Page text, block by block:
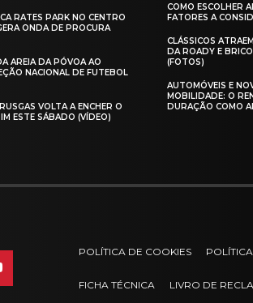
RATES PARK NO CENTRO
ONDA DE PROCURA
AREIA DA PÓVOA AO
NACIONAL DE FUTEBOL
VOLTA A ENCHER O
ESTE SÁBADO (VÍDEO)
COMO ESCOLHER
FATORES A
CLÁSSICOS
DA ROADY E
(FOTOS)
AUTOMÓVEIS E
MOBILIDADE: O
DURAÇÃO COMO
POLÍTICA DE COOKIES
FICHA TÉCNICA LIVRO DE